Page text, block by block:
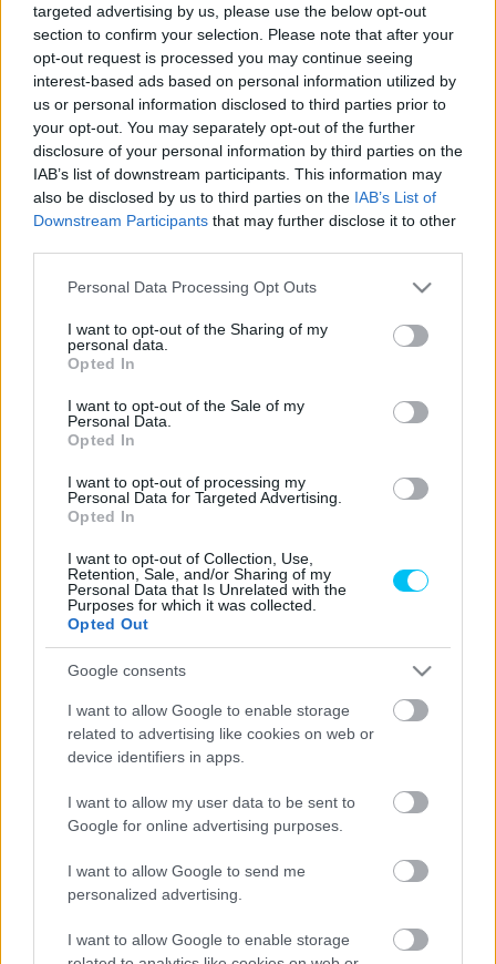
targeted advertising by us, please use the below opt-out
section to confirm your selection. Please note that after your
opt-out request is processed you may continue seeing
interest-based ads based on personal information utilized by
us or personal information disclosed to third parties prior to
your opt-out. You may separately opt-out of the further
disclosure of your personal information by third parties on the
IAB’s list of downstream participants. This information may
also be disclosed by us to third parties on the IAB’s List of
Downstream Participants that may further disclose it to other
Please note that this website/app uses one or more Google
not limited to your visit or usage behaviour. You may click to
grant or deny consent to Google and its third-party tags to
use your data for below specified purposes in below Google
consent section.
Personal Data Processing Opt Outs
I want to opt-out of the Sharing of my
personal data.
Opted In
I want to opt-out of the Sale of my
Personal Data.
Opted In
I want to opt-out of processing my
Personal Data for Targeted Advertising.
Opted In
I want to opt-out of Collection, Use,
Retention, Sale, and/or Sharing of my
Personal Data that Is Unrelated with the
Purposes for which it was collected.
Opted Out
Google consents
I want to allow Google to enable storage
related to advertising like cookies on web or
device identifiers in apps.
I want to allow my user data to be sent to
Google for online advertising purposes.
I want to allow Google to send me
personalized advertising.
I want to allow Google to enable storage
- Hirdetés -
Remy Garner a 19. helyen fejezte be az asseni futamot,
majdnem 35 másodperces hátrányban Pecco Bagnaiához
képest.
- Hirdetés -
Az ausztrál versenyző a 19. helyről kezdte meg a holland
érezte, elérhet végre egy jó eredményt. Nem rajtolt
rosszul, azonban az első kanyar kifogott rajta, így az
utolsó helyre esett vissza a mezőnyben. Onnan próbálta
előrébb verekednie magát. A pontszerzés azonban így sem
jött össze.
be tudtam fejezni a versenyt. Az első kanyar elég furcsán
jött ki, pedig jól rajtoltam. Sikerült legalább 3 versenyzőt
megelőznöm a rajtnál, de végül utolsóként fordultam ki az
1-es kanyarból. Emiatt mindent megtettem azért, hogy
felzárkózzak.”– kezdi Gardner.
„Nyáron nem szeretnék motort látni. 2 hétig legalábbis
biztos nem. Nagyon intenzív szezonkezdés van
mögöttünk. A következő napokban szeretném jól érezni
magam, és időt szánni minden másra. Természetesen
érkezzek a brit futamra.”
- Advertisement -
jó irányba vitt minket.Biztos vagyok benne, hogy ez a